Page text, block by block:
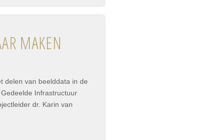
MAKEN
delen van beelddata in de
Infrastructuur
dr. Karin van